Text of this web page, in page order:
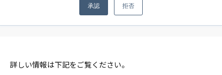
承認 拒否
がJR桜木町駅高架下にオープン！
詳しい情報は下記をご覧ください。